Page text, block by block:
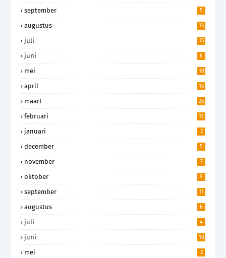
september 5
augustus 14
juli 15
juni 6
mei 18
april 15
maart 25
februari 11
januari 2
december 5
november 7
oktober 9
september 11
augustus 6
juli 4
juni 10
mei 2